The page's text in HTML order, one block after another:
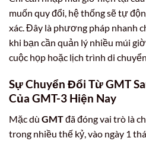
muốn quy đổi, hệ thống sẽ tự
xác. Đây là phương pháp nhanh
khi bạn cần quản lý nhiều múi
cuộc họp hoặc lịch trình di
Sự Chuyển Đổi Từ GMT
Của GMT-3 Hiện Nay
Mặc dù GMTđã đóng vai trò là
trong nhiều thế kỷ, vào ngày 1